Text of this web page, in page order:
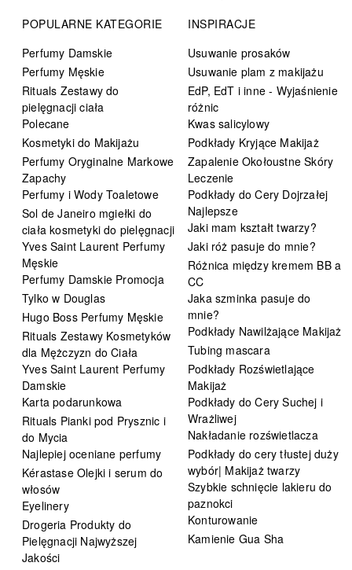
POPULARNE KATEGORIE
Perfumy Damskie
Perfumy Męskie
Rituals Zestawy do
pielęgnacji ciała
Polecane
Kosmetyki do Makijażu
Perfumy Oryginalne Markowe
Zapachy
Perfumy i Wody Toaletowe
Sol de Janeiro mgiełki do
ciała kosmetyki do pielęgnacji
Yves Saint Laurent Perfumy
Męskie
Perfumy Damskie Promocja
Tylko w Douglas
Hugo Boss Perfumy Męskie
Rituals Zestawy Kosmetyków
dla Mężczyzn do Ciała
Yves Saint Laurent Perfumy
Damskie
Karta podarunkowa
Rituals Pianki pod Prysznic i
do Mycia
Najlepiej oceniane perfumy
Kérastase Olejki i serum do
włosów
Eyelinery
Drogeria Produkty do
Pielęgnacji Najwyższej
Jakości
INSPIRACJE
Usuwanie prosaków
Usuwanie plam z makijażu
EdP, EdT i inne - Wyjaśnienie
różnic
Kwas salicylowy
Podkłady Kryjące Makijaż
Zapalenie Okołoustne Skóry
Leczenie
Podkłady do Cery Dojrzałej
Najlepsze
Jaki mam kształt twarzy?
Jaki róż pasuje do mnie?
Różnica między kremem BB a
CC
Jaka szminka pasuje do
mnie?
Podkłady Nawilżające Makijaż
Tubing mascara
Podkłady Rozświetlające
Makijaż
Podkłady do Cery Suchej i
Wrażliwej
Nakładanie rozświetlacza
Podkłady do cery tłustej duży
wybór| Makijaż twarzy
Szybkie schnięcie lakieru do
paznokci
Konturowanie
Kamienie Gua Sha